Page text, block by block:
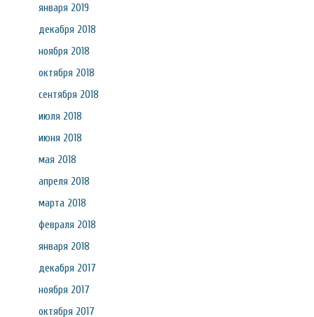
января 2019
декабря 2018
ноября 2018
октября 2018
сентября 2018
июля 2018
июня 2018
мая 2018
апреля 2018
марта 2018
февраля 2018
января 2018
декабря 2017
ноября 2017
октября 2017